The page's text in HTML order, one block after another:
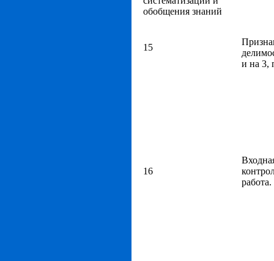
обобщения знаний
15
и на 3,
16
работа.